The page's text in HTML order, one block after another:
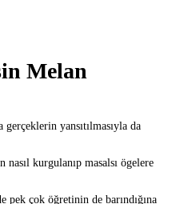
Melan
yansıtılmasıyla da
kurgulanıp masalsı ögelere
pek çok öğretinin de barındığına